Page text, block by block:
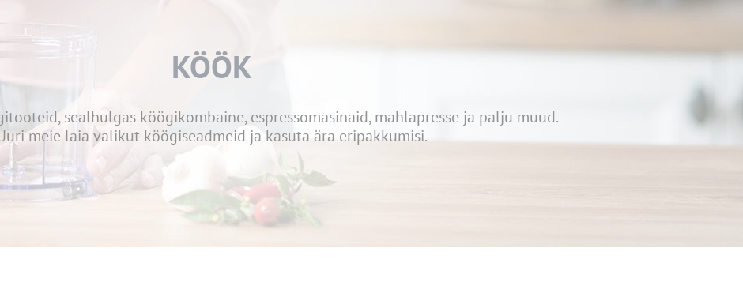
KÖÖK
sealhulgas köögikombaine, espressomasinaid, mahlapresse ja palju muud.
meie laia valikut köögiseadmeid ja kasuta ära eripakkumisi.